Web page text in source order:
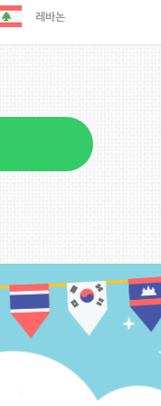
레바논